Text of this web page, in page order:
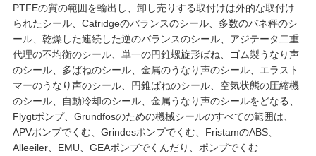
PTFEの質の範囲を輸出し、卸し売りする取付けは外的な取付け
られたシール、Catridgeのバランスのシール、多数のバネ秤のシ
ール、乾燥した連続した逆のバランスのシール、アジテータ二重
代理の不均衡のシール、単一の円錐螺旋形ばね、ゴム製うなり声
のシール、多ばねのシール、金属のうなり声のシール、エラスト
マーのうなり声のシール、円錐ばねのシール、空気状態の圧縮機
のシール、自動冷却のシール、金属うなり声のシールをどなる、
Flygtポンプ、Grundfosのための機械シールのすべての範囲は、
APVポンプでくむ、Grindesポンプでくむ、FristamのABS、
Alleeiler、EMU、GEAポンプでくんだり、ポンプでくむ